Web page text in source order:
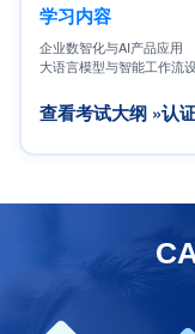
学习内容
企业数智化与AI产品应用
大语言模型与智能工作流
查看考试大纲 »认